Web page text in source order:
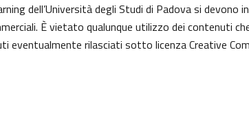
dell’Università degli Studi di Padova si
È vietato qualunque utilizzo dei contenuti
rilasciati sotto licenza Creative